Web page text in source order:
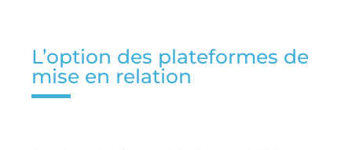
L’option des plateformes de
mise en relation